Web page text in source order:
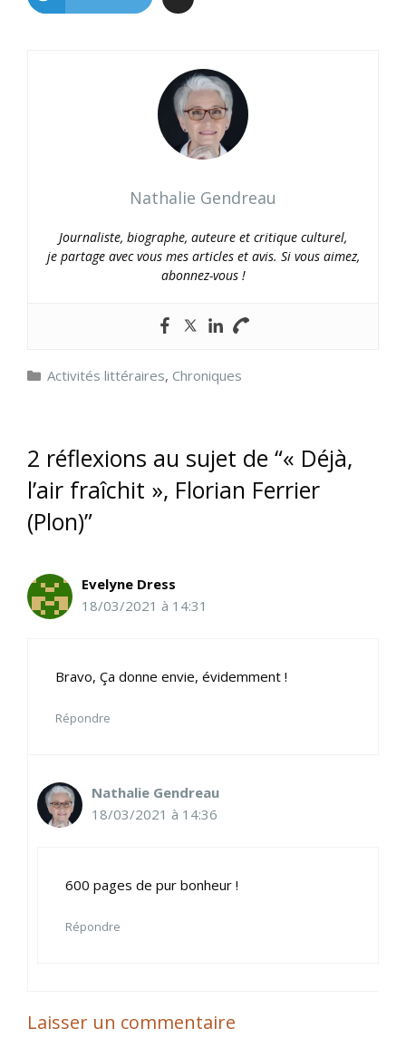
Nathalie Gendreau
Journaliste, biographe, auteure et critique culturel,
je partage avec vous mes articles et avis. Si vous aimez,
abonnez-vous !
Catégories
Activités littéraires, Chroniques
2 réflexions au sujet de “« Déjà,
l’air fraîchit », Florian Ferrier
(Plon)”
Evelyne Dress
18/03/2021 à 14:31
Bravo, Ça donne envie, évidemment !
Répondre
Nathalie Gendreau
18/03/2021 à 14:36
600 pages de pur bonheur !
Répondre
Laisser un commentaire